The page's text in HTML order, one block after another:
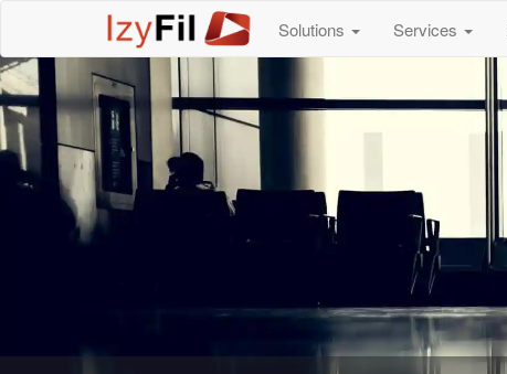
Solutions Services